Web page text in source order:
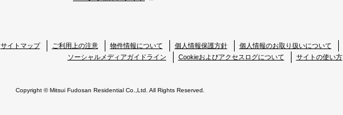
サイトマップ ご利用上の注意 物件情報について 個人情報保護方針 個人情報のお取り扱いについて
ソーシャルメディアガイドライン
Cookieおよびアクセスログについて サイトの使い方
Copyright © Mitsui Fudosan Residential Co.,Ltd. All Rights Reserved.